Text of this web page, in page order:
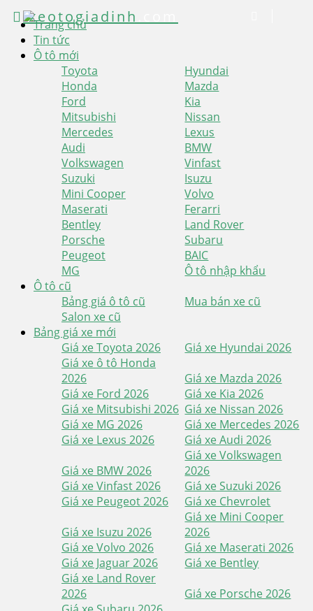
Trang chủ
Tin tức
Ô tô mới
Toyota
Hyundai
Honda
Mazda
Ford
Kia
Mitsubishi
Nissan
Mercedes
Lexus
Audi
BMW
Volkswagen
Vinfast
Suzuki
Isuzu
Mini Cooper
Volvo
Maserati
Ferarri
Bentley
Land Rover
Porsche
Subaru
Peugeot
BAIC
MG
Ô tô nhập khẩu
Ô tô cũ
Bảng giá ô tô cũ
Mua bán xe cũ
Salon xe cũ
Bảng giá xe mới
Giá xe Toyota 2026
Giá xe Hyundai 2026
Giá xe ô tô Honda
2026
Giá xe Mazda 2026
Giá xe Ford 2026
Giá xe Kia 2026
Giá xe Mitsubishi 2026 Giá xe Nissan 2026
Giá xe MG 2026
Giá xe Mercedes 2026
Giá xe Lexus 2026
Giá xe Audi 2026
Giá xe BMW 2026
Giá xe Volkswagen
2026
Giá xe Vinfast 2026
Giá xe Suzuki 2026
Giá xe Peugeot 2026
Giá xe Chevrolet
Giá xe Isuzu 2026
Giá xe Mini Cooper
2026
Giá xe Volvo 2026
Giá xe Maserati 2026
Giá xe Jaguar 2026
Giá xe Bentley
Giá xe Land Rover
2026
Giá xe Porsche 2026
xeotogiadinh